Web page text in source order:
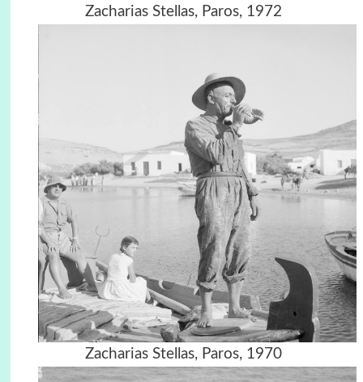
Zacharias Stellas, Paros, 1972
Zacharias Stellas, Paros, 1970